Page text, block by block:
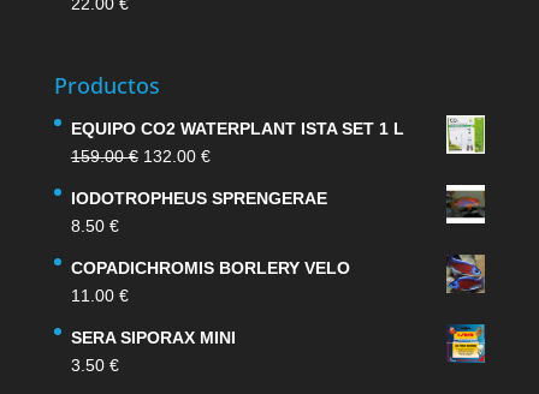
Productos
EQUIPO CO2 WATERPLANT ISTA SET 1 L
159.00€ El
original
159.00 €.
132.00 €El
actual
132.00 €.
IODOTROPHEUS SPRENGERAE
8.50 €
COPADICHROMIS BORLERY VELO
11.00 €
SERA SIPORAX MINI
3.50 €